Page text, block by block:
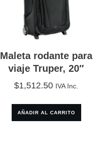
Maleta rodante para
viaje Truper, 20″
$1,512.50 IVA Inc.
AÑADIR AL CARRITO